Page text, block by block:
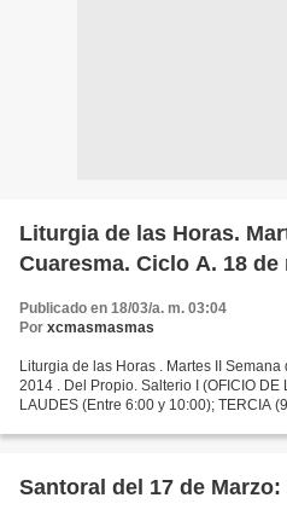
Liturgia de las Horas.
Cuaresma. Ciclo A. 18 de
Publicado en 18/03/a. m. 03:04
Por xcmasmasmas
Liturgia de las Horas . Martes II
2014 . Del Propio. Salterio I (OFICIO
LAUDES (Entre 6:00 y 10:00); TERCIA
Santoral del 17 de